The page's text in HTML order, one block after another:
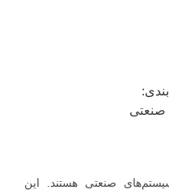
صنعتی
صنعتی هستند. این